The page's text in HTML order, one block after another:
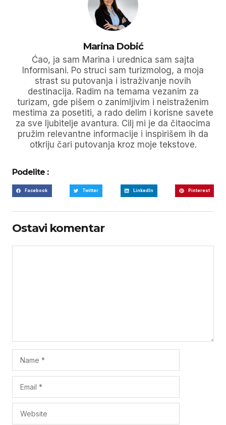
Marina Dobić
Ćao, ja sam Marina i urednica sam sajta
Informisani. Po struci sam turizmolog, a moja
strast su putovanja i istraživanje novih
destinacija. Radim na temama vezanim za
turizam, gde pišem o zanimljivim i neistraženim
mestima za posetiti, a rado delim i korisne savete
za sve ljubitelje avantura. Cilj mi je da čitaocima
pružim relevantne informacije i inspirišem ih da
otkriju čari putovanja kroz moje tekstove.
Podelite :
Facebook Twitter LinkedIn Pinterest
Ostavi komentar